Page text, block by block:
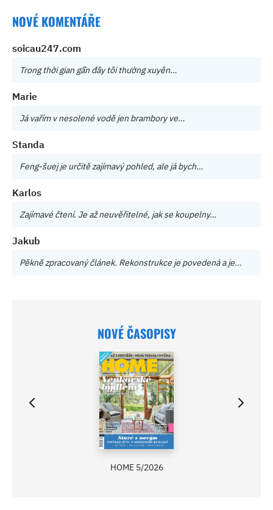
NOVÉ KOMENTÁŘE
soicau247.com
Trong thời gian gần đây tôi thường xuyên…
Marie
Já vařím v nesolené vodě jen brambory ve…
Standa
Feng-šuej je určitě zajímavý pohled, ale já bych…
Karlos
Zajímavé čtení. Je až neuvěřitelné, jak se koupelny…
Jakub
Pěkně zpracovaný článek. Rekonstrukce je povedená a je…
NOVÉ ČASOPISY
HOME 5/2026